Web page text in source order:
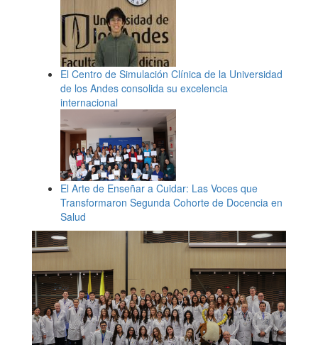
El Centro de Simulación Clínica de la Universidad
de los Andes consolida su excelencia
internacional
El Arte de Enseñar a Cuidar: Las Voces que
Transformaron Segunda Cohorte de Docencia en
Salud